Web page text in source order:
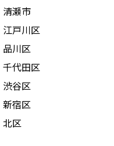
清瀬市
江戸川区
品川区
千代田区
渋谷区
新宿区
北区